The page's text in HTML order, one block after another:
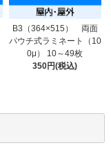
B3（364×515） 両面
パウチ式ラミネート（10
0μ） 10～49枚
350円(税込)